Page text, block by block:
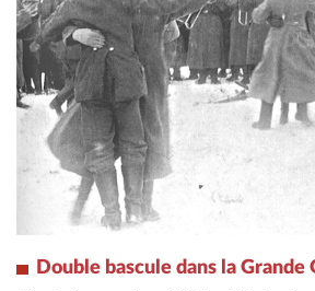
Double bascule dans la Grande